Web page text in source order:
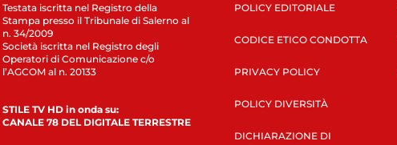
Testata iscritta nel Registro della
Stampa presso il Tribunale di Salerno al
n. 34/2009
Società iscritta nel Registro degli
Operatori di Comunicazione c/o
l’AGCOM al n. 20133
STILE TV HD in onda su:
CANALE 78 DEL DIGITALE TERRESTRE
POLICY EDITORIALE
CODICE ETICO CONDOTTA
PRIVACY POLICY
POLICY DIVERSITÀ
DICHIARAZIONE DI